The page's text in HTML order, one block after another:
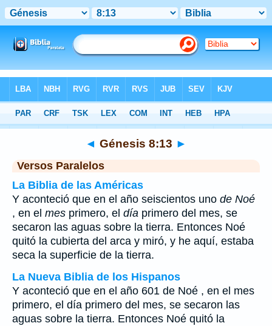
>Génesis Capítulo 8 > Verso 13
◄ Génesis 8:13 ►
Versos Paralelos
La Biblia de las Américas
Y aconteció que en el año seiscientos uno de Noé
, en el mes primero, el día primero del mes, se
secaron las aguas sobre la tierra. Entonces Noé
quitó la cubierta del arca y miró, y he aquí, estaba
seca la superficie de la tierra.
La Nueva Biblia de los Hispanos
Y aconteció que en el año 601 de Noé , en el mes
primero, el día primero del mes, se secaron las
aguas sobre la tierra. Entonces Noé quitó la